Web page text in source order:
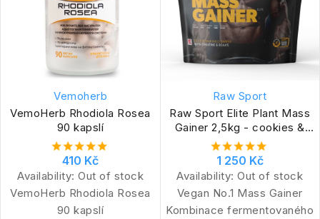
Vemoherb
VemoHerb Rhodiola Rosea
90 kapslí
410 Kč
Availability: Out of stock
VemoHerb Rhodiola Rosea
90 kapslí
Raw Sport
Raw Sport Elite Plant Mass
Gainer 2,5kg - cookies &
cream
1 250 Kč
Availability: Out of stock
Vegan No.1 Mass Gainer
Kombinace fermentovaného